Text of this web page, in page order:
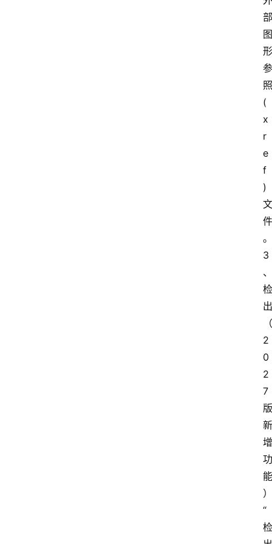
部
图
形
参
照
(
x
r
e
f
)
文
件
。
3
、
检
出
（
2
0
2
7
版
新
增
功
能
）
“
检